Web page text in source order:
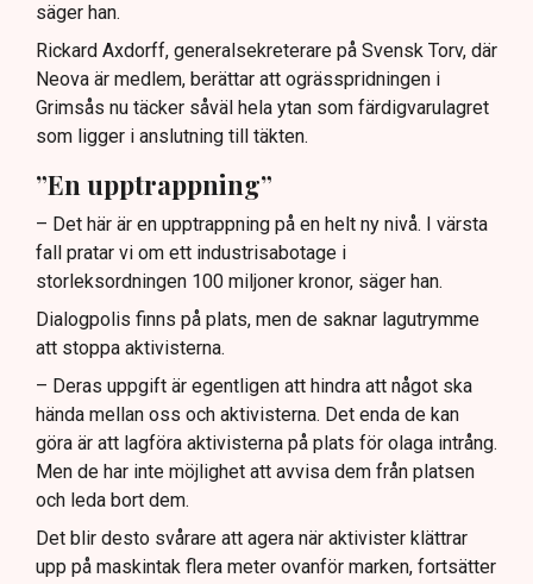
säger han.
Rickard Axdorff, generalsekreterare på Svensk Torv, där
Neova är medlem, berättar att ogrässpridningen i
Grimsås nu täcker såväl hela ytan som färdigvarulagret
som ligger i anslutning till täkten.
”En upptrappning”
– Det här är en upptrappning på en helt ny nivå. I värsta
fall pratar vi om ett industrisabotage i
storleksordningen 100 miljoner kronor, säger han.
Dialogpolis finns på plats, men de saknar lagutrymme
att stoppa aktivisterna.
– Deras uppgift är egentligen att hindra att något ska
hända mellan oss och aktivisterna. Det enda de kan
göra är att lagföra aktivisterna på plats för olaga intrång.
Men de har inte möjlighet att avvisa dem från platsen
och leda bort dem.
Det blir desto svårare att agera när aktivister klättrar
upp på maskintak flera meter ovanför marken, fortsätter